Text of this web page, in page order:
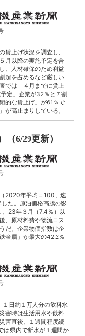
賃上げ状況を調査し、
月以降の実施予定を合
、人材確保のため利益
超を占めるなど厳しい
では「４月までに賃上
定」企業が32％と７割
的な賃上げ」が61％で
が高止まりしている。
（6/29更新）
2020年平均＝100、速
た。原油価格高騰の影
、23年３月（7.4％）以
、原材料費や物流コス
だ。企業物価指数は企
金属」が最大の42.2％
日約１万人分の飲料水
害時は生活用水や飲料
害直後、１週間程度続
は県内で断水が１週間か